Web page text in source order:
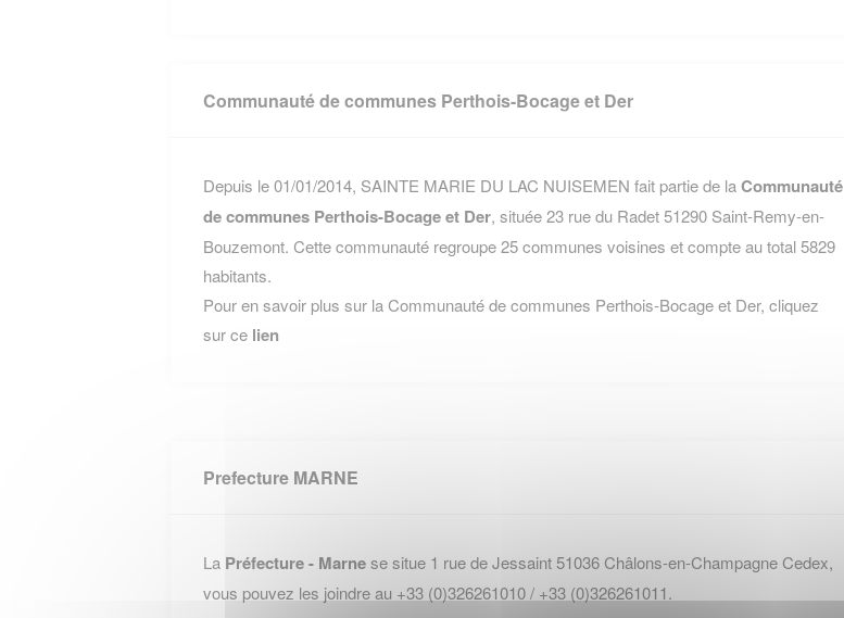
Communauté de communes Perthois-Bocage et Der
Depuis le 01/01/2014, SAINTE MARIE DU LAC NUISEMEN fait partie de laCommunauté
de communes Perthois-Bocage et Der, située 23 rue du Radet 51290 Saint-Remy-en-
Bouzemont. Cette communauté regroupe 25 communes voisines et compte au total 5829
habitants.
Pour en savoir plus sur la Communauté de communes Perthois-Bocage et Der, cliquez
sur ce lien
Prefecture MARNE
La Préfecture - Marnese situe 1 rue de Jessaint 51036 Châlons-en-Champagne Cedex,
vous pouvez les joindre au +33 (0)326261010 / +33 (0)326261011.